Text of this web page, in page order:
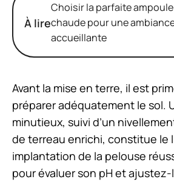
À lire
Choisir la parfaite
chaude pour une
accueillante
Avant la mise en terre, il est
préparer adéquatement le sol.
minutieux, suivi d’un
de terreau enrichi, constitue le
implantation de la pelouse
pour évaluer son pH et